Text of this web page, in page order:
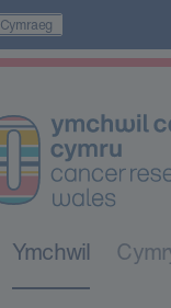
Cymraeg
Ymchwil